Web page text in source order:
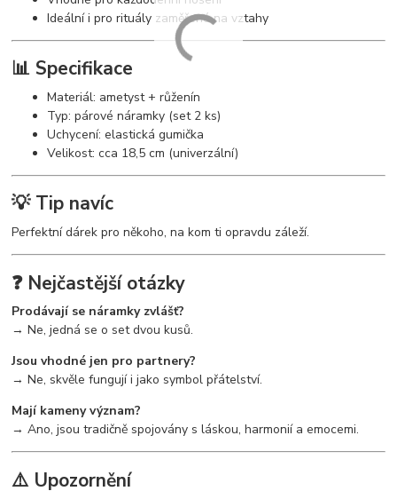
Ideální i pro rituály zaměřené na vztahy
📊 Specifikace
Materiál: ametyst + růženín
Typ: párové náramky (set 2 ks)
Uchycení: elastická gumička
Velikost: cca 18,5 cm (univerzální)
💡 Tip navíc
Perfektní dárek pro někoho, na kom ti opravdu záleží.
❓ Nejčastější otázky
Prodávají se náramky zvlášť?
→ Ne, jedná se o set dvou kusů.
Jsou vhodné jen pro partnery?
→ Ne, skvěle fungují i jako symbol přátelství.
Mají kameny význam?
→ Ano, jsou tradičně spojovány s láskou, harmonií a emocemi.
⚠️ Upozornění